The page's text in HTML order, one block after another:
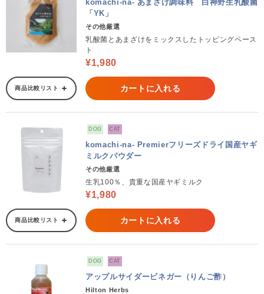
komachi-na- あまざけ調味料 白神野生乳酸菌
「YK」
その他厳選
乳酸菌とあまざけをミックスしたトッピングペース
ト
¥1,980
商品比較リスト カートに入れる
DOG CAT
komachi-na- Premierフリーズドライ国産ヤギ
ミルクパウダー
その他厳選
生乳100％、貴重な国産ヤギミルク
¥1,980
商品比較リスト カートに入れる
DOG CAT
アップルサイダービネガー（りんご酢）
Hilton Herbs